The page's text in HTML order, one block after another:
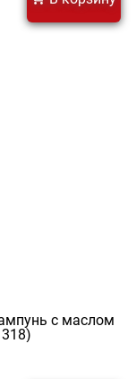
с маслом